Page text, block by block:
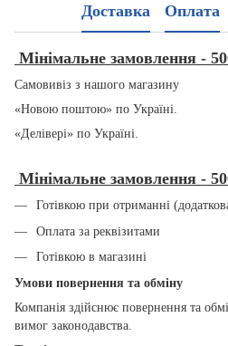
Доставка Оплата
Мінімальне замовлення -
Самовивіз з нашого магазину
«Новою поштою» по Україні.
«Делівері» по Україні.
Мінімальне замовлення -
Готівкою при отриманні
Оплата за реквізитами
Готівкою в магазині
Умови повернення та обміну
Компанія здійснює повернення та
вимог законодавства.